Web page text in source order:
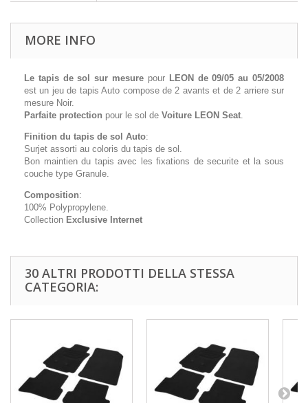
MORE INFO
Le tapis de sol sur mesure pour LEON de 09/05 au 05/2008
est un jeu de tapis Auto compose de 2 avants et de 2 arriere sur
mesure Noir.
Parfaite protection pour le sol de Voiture LEON Seat.
Finition du tapis de sol Auto:
Surjet assorti au coloris du tapis de sol.
Bon maintien du tapis avec les fixations de securite et la sous
couche type Granule.
Composition:
100% Polypropylene.
Collection Exclusive Internet
30 ALTRI PRODOTTI DELLA STESSA
CATEGORIA: